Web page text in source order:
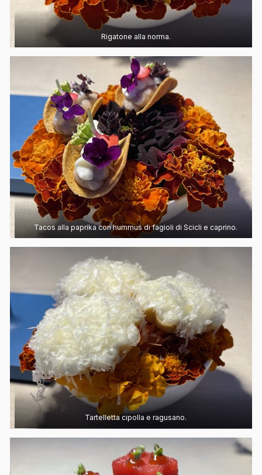
Rigatone alla norma.
Tacos alla paprika con hummus di fagioli di Scicli e caprino.
Tartelletta cipolla e ragusano.